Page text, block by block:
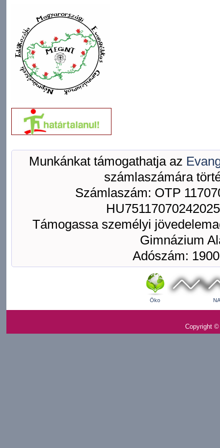
Munkánkat támogathatja az
számlaszámára
Számlaszám: OTP
Támogassa személyi
Gimnázium
Adószám:
Öko
Copyright